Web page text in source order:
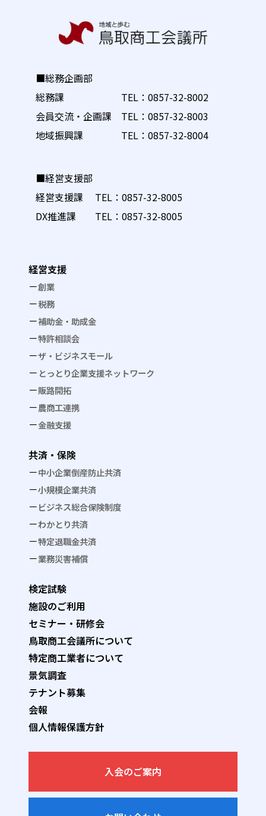
■総務企画部
総務課 TEL： 0857-32-8002
会員交流・企画課 TEL： 0857-32-8003
地域振興課 TEL： 0857-32-8004
■経営支援部
経営支援課 TEL： 0857-32-8005
DX推進課 TEL： 0857-32-8005
経営支援
創業
税務
補助金・助成金
特許相談会
ザ・ビジネスモール
とっとり企業支援ネットワーク
販路開拓
農商工連携
金融支援
共済・保険
中小企業倒産防止共済
小規模企業共済
ビジネス総合保険制度
わかとり共済
特定退職金共済
業務災害補償
検定試験
施設のご利用
セミナー・研修会
鳥取商工会議所について
特定商工業者について
景気調査
テナント募集
会報
個人情報保護方針
入会のご案内